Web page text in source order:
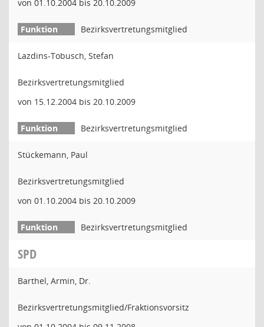
von 01.10.2004 bis 20.10.2009
Bezirksvertretungsmitglied
Lazdins-Tobusch, Stefan
Bezirksvertretungsmitglied
von 15.12.2004 bis 20.10.2009
Bezirksvertretungsmitglied
Stückemann, Paul
Bezirksvertretungsmitglied
von 01.10.2004 bis 20.10.2009
Bezirksvertretungsmitglied
SPD
Barthel, Armin, Dr.
Bezirksvertretungsmitglied/Fraktionsvorsitz